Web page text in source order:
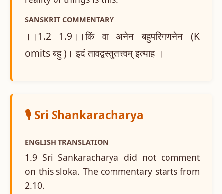
SANSKRIT COMMENTARY
।।1.2 1.9।।किं वा अनेन बहुपरिगणनेन (K
omits बहु )। इदं तावद्वस्तुतत्त्वम् इत्याह ।
🎙️ Sri Shankaracharya
ENGLISH TRANSLATION
1.9 Sri Sankaracharya did not comment
on this sloka. The commentary starts from
2.10.